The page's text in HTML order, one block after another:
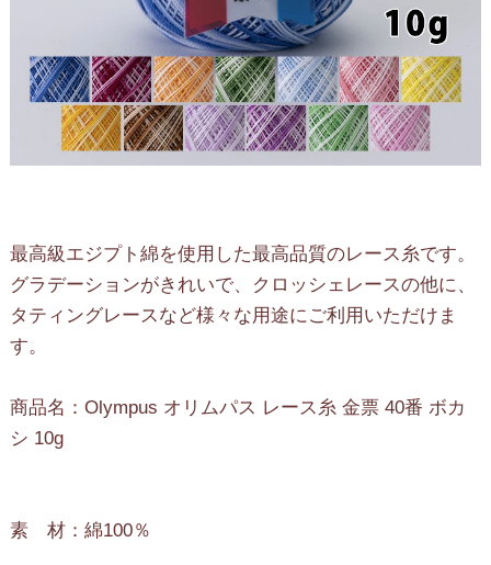
最高級エジプト綿を使用した最高品質のレース糸です。
グラデーションがきれいで、クロッシェレースの他に、
タティングレースなど様々な用途にご利用いただけま
す。
商品名：Olympus オリムパス レース糸 金票 40番 ボカ
シ 10g
素 材：綿100％